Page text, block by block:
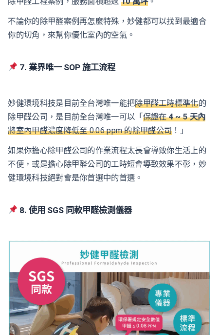
不論你的除甲醛案例再怎麼特殊，妙健都可以找到最適合
你的切角，來幫你優化室內的空氣。
7. 業界唯一 SOP 施工流程
妙健環境科技是目前全台灣唯一能把除甲醛工時標準化的
除甲醛公司，是目前全台灣唯一可以「 保證在4 ~ 5 天內
將室內甲醛濃度降低至 0.06 ppm 的除甲醛公司 ！」
如果你擔心除甲醛公司的作業流程太長會導致你生活上的
不便，或是擔心除甲醛公司的工時短會導致效果不彰，妙
健環境科技絕對會是你首選中的首選。
8. 使用 SGS 同款甲醛檢測儀器